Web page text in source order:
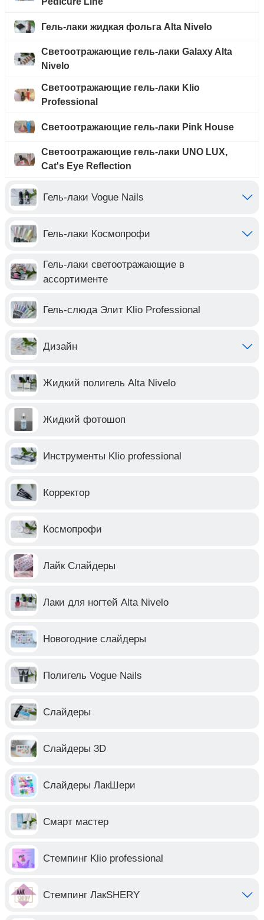
Гель-лаки жидкая фольга Alta Nivelo
Светоотражающие гель-лаки Galaxy Alta
Nivelo
Светоотражающие гель-лаки Klio
Professional
Светоотражающие гель-лаки Pink House
Светоотражающие гель-лаки UNO LUX,
Cat's Eye Reflection
Гель-лаки Vogue Nails
Гель-лаки Космопрофи
Гель-лаки светоотражающие в
ассортименте
Гель-слюда Элит Klio Professional
Дизайн
Жидкий полигель Alta Nivelo
Жидкий фотошоп
Инструменты Klio professional
Корректор
Космопрофи
Лайк Слайдеры
Лаки для ногтей Alta Nivelo
Новогодние слайдеры
Полигель Vogue Nails
Слайдеры
Слайдеры 3D
Слайдеры ЛакШери
Смарт мастер
Стемпинг Klio professional
Стемпинг ЛакSHERY